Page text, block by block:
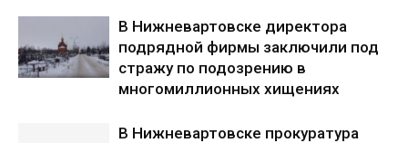
В Нижневартовске директора
подрядной фирмы заключили под
стражу по подозрению в
многомиллионных хищениях
В Нижневартовске прокуратура